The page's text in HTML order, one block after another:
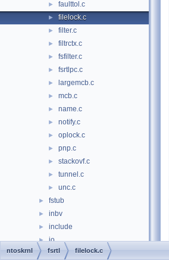
► faulttol.c
► filelock.c
► filter.c
► filtrctx.c
► fsfilter.c
► fsrtlpc.c
► largemcb.c
► mcb.c
► name.c
► notify.c
► oplock.c
► pnp.c
► stackovf.c
► tunnel.c
► unc.c
► fstub
► inbv
► include
► io
► kd
ntoskrnl fsrtl filelock.c